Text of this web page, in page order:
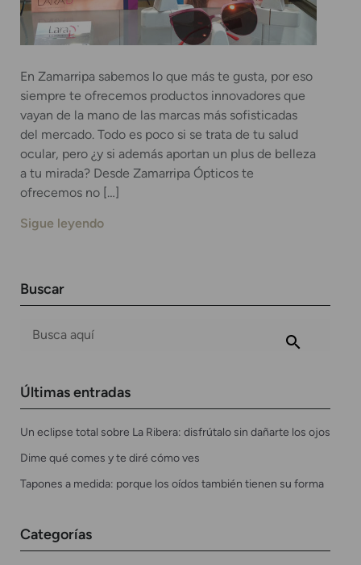
En Zamarripa sabemos lo que más te gusta, por eso
siempre te ofrecemos productos innovadores que
vayan de la mano de las marcas más sofisticadas
del mercado. Todo es poco si se trata de tu salud
ocular, pero ¿y si además aportan un plus de belleza
a tu mirada? Desde Zamarripa Ópticos te
ofrecemos no […]
Sigue leyendo
Buscar
Últimas entradas
Un eclipse total sobre La Ribera: disfrútalo sin dañarte los ojos
Dime qué comes y te diré cómo ves
Tapones a medida: porque los oídos también tienen su forma
Categorías